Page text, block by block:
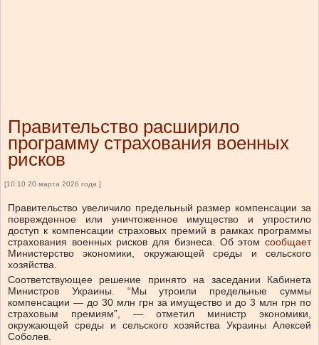
Правительство расширило
программу страхования военных
рисков
[10:10 20 марта 2026 года ]
Правительство увеличило предельный размер компенсации за
поврежденное или уничтоженное имущество и упростило
доступ к компенсации страховых премий в рамках программы
страхования военных рисков для бизнеса. Об этом сообщает
Министерство экономики, окружающей среды и сельского
хозяйства.
Соответствующее решение принято на заседании Кабинета
Министров Украины.
“Мы утроили предельные суммы
компенсации — до 30 млн грн за имущество и до 3 млн грн по
страховым премиям”, — отметил министр экономики,
окружающей среды и сельского хозяйства Украины Алексей
Соболев.